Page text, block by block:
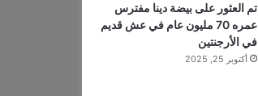
تم العثور على بيضة دينا مفترس
عمره 70 مليون عام في عش قديم
في الأرجنتين
أكتوبر 25, 2025